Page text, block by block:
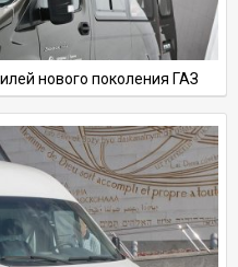
нового поколения ГАЗ